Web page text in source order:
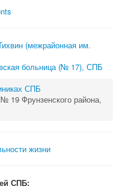
(межрайонная им.
больница (№ 17), СПБ
СПБ
19 Фрунзенского района,
СПБ: